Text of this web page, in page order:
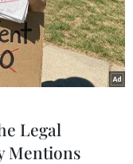
Legal
Mentions